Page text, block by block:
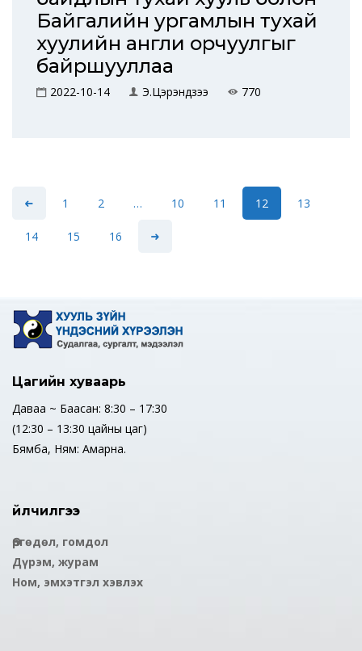
Байгалийн ургамлын тухай
хуулийн англи орчуулгыг
байршууллаа
2022-10-14 Э.Цэрэндүзээ 770
1 2 … 10 11 12 13
14 15 16
Цагийн хуваарь
Даваа ~ Баасан: 8:30 – 17:30
(12:30 – 13:30 цайны цаг)
Бямба, Ням: Амарна.
Үйлчилгээ
Өргөдөл, гомдол
Дүрэм, журам
Ном, эмхэтгэл хэвлэх